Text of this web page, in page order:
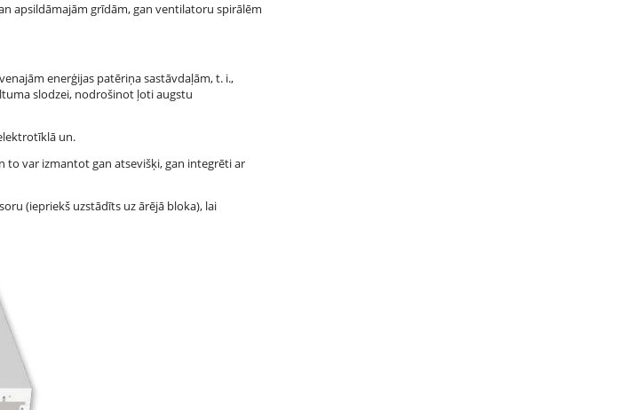
apsildāmajām grīdām, gan ventilatoru spirālēm
enerģijas patēriņa sastāvdaļām, t. i.,
slodzei, nodrošinot ļoti augstu
un.
to var izmantot gan atsevišķi, gan integrēti ar
(iepriekš uzstādīts uz ārējā bloka), lai